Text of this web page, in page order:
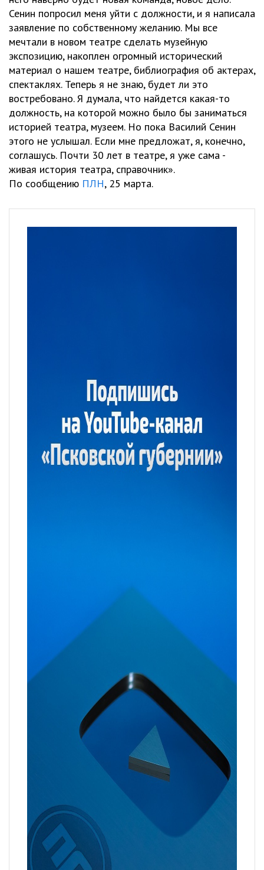
Сенин попросил меня уйти с должности, и я написала
заявление по собственному желанию. Мы все
мечтали в новом театре сделать музейную
экспозицию, накоплен огромный исторический
материал о нашем театре, библиография об актерах,
спектаклях. Теперь я не знаю, будет ли это
востребовано. Я думала, что найдется какая-то
должность, на которой можно было бы заниматься
историей театра, музеем. Но пока Василий Сенин
этого не услышал. Если мне предложат, я, конечно,
соглашусь. Почти 30 лет в театре, я уже сама -
живая история театра, справочник».
По сообщению ПЛН, 25 марта.